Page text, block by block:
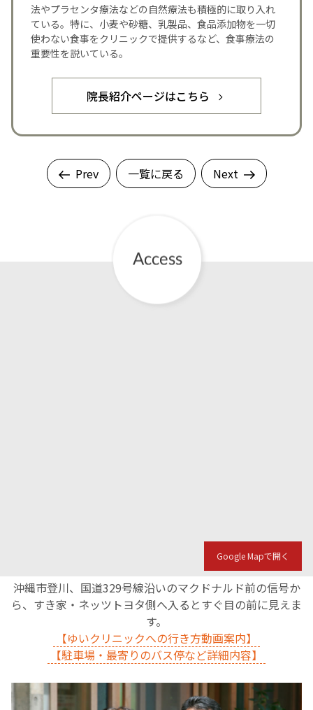
法やプラセンタ療法などの自然療法も積極的に取り入れ
ている。特に、小麦や砂糖、乳製品、食品添加物を一切
使わない食事をクリニックで提供するなど、食事療法の
重要性を説いている。
院長紹介ページはこちら
Prev 一覧に戻る Next
Google Mapで開く
沖縄市登川、国道329号線沿いのマクドナルド前の信号か
ら、すき家・ネッツトヨタ側へ入るとすぐ目の前に見えま
す。
【ゆいクリニックへの行き方動画案内】
【駐車場・最寄りのバス停など詳細内容】